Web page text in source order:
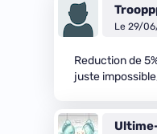
Le 29/
Reduction de
juste